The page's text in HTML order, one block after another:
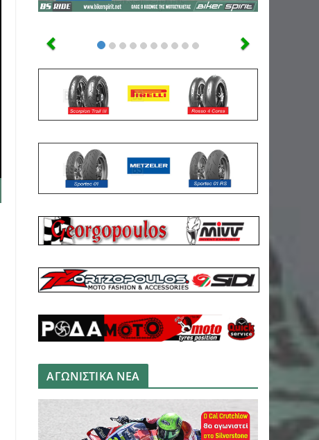
ΑΓΩΝΙΣΤΙΚΑ ΝΕΑ